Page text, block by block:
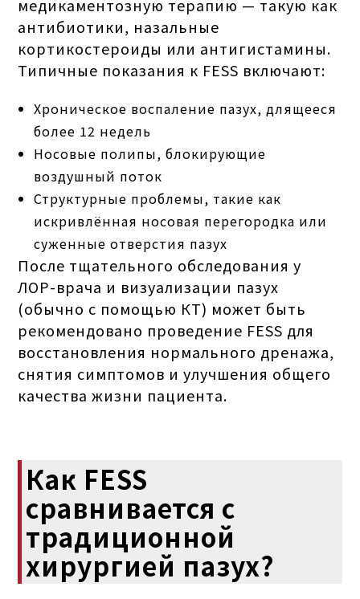
медикаментозную терапию — такую как
антибиотики, назальные
кортикостероиды или антигистамины.
Типичные показания к FESS включают:
Хроническое воспаление пазух, длящееся
более 12 недель
Носовые полипы, блокирующие
воздушный поток
Структурные проблемы, такие как
искривлённая носовая перегородка или
суженные отверстия пазух
После тщательного обследования у
ЛОР-врача и визуализации пазух
(обычно с помощью КТ) может быть
рекомендовано проведение FESS для
восстановления нормального дренажа,
снятия симптомов и улучшения общего
качества жизни пациента.
Как FESS
сравнивается с
традиционной
хирургией пазух?